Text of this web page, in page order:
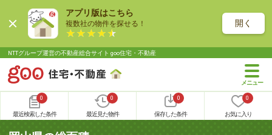
アプリ版はこちら
複数社の物件を探せる！ 開く
NTTグループ運営の不動産総合サイト goo住宅・不動産
0
最近検索した条件
0
最近見た物件
0
保存した条件
0
お気に入り